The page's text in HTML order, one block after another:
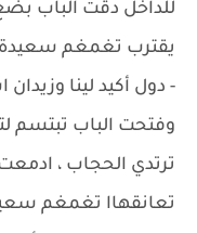
للداخل دقت الباب
يقترب تغمغم
- دول أكيد لينا
وفتحت الباب تبتسم
ترتدي الحجاب ،
تعانقهاا تغمغم